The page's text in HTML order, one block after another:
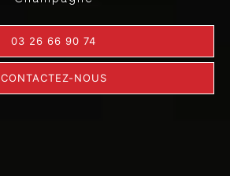
03 26 66 90 74
CONTACTEZ-NOUS